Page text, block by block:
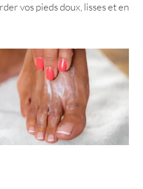
vos pieds doux, lisses et en